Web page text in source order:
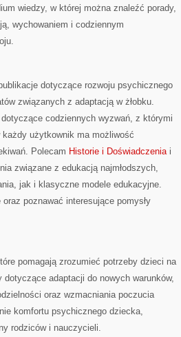
wiedzy, w której można znaleźć porady,
wychowaniem i codziennym
dotyczące rozwoju psychicznego
związanych z adaptacją w żłobku.
codziennych wyzwań, z którymi
użytkownik ma możliwość
Polecam Historie i Doświadczeniai
związane z edukacją najmłodszych,
jak i klasyczne modele edukacyjne.
poznawać interesujące pomysły
pomagają zrozumieć potrzeby dzieci na
adaptacji do nowych warunków,
oraz wzmacniania poczucia
komfortu psychicznego dziecka,
rodziców i nauczycieli.